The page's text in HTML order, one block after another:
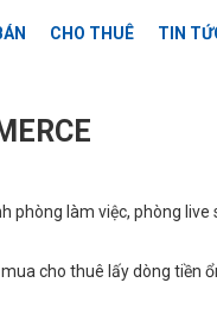
CHO THUÊ TIN
phòng làm việc, phòng
cho thuê lấy dòng tiền